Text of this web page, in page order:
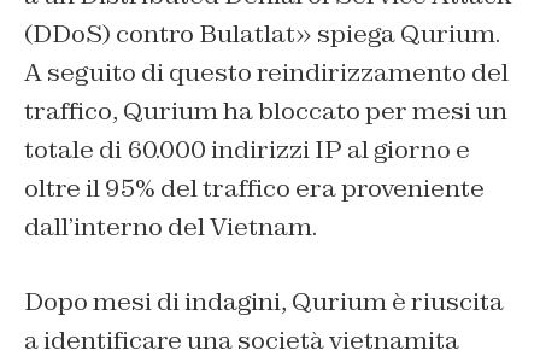
(DDoS) contro Bulatlat» spiega Qurium.
A seguito di questo reindirizzamento del
traffico, Qurium ha bloccato per mesi un
totale di 60.000 indirizzi IP al giorno e
oltre il 95% del traffico era proveniente
dall’interno del Vietnam.
Dopo mesi di indagini, Qurium è riuscita
a identificare una società vietnamita